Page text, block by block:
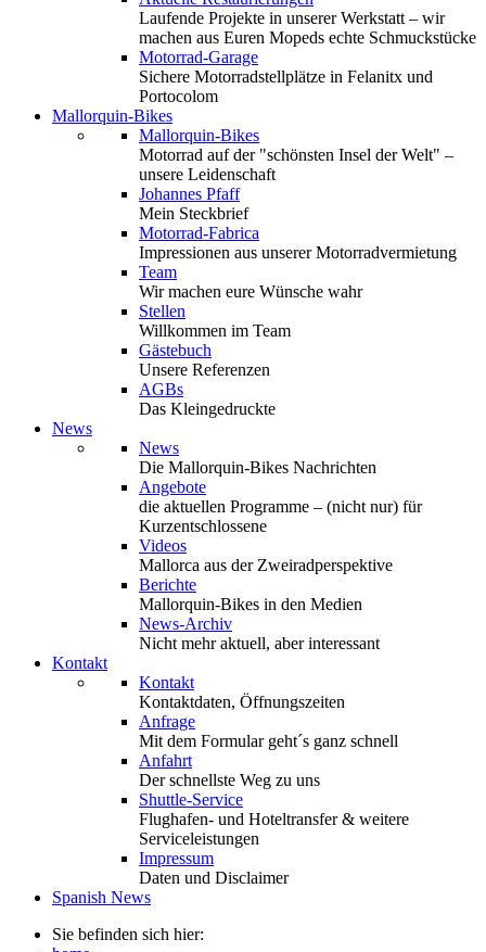
Laufende Projekte in unserer Werkstatt – wir
machen aus Euren Mopeds echte Schmuckstücke
Motorrad-Garage
Sichere Motorradstellplätze in Felanitx und
Portocolom
Mallorquin-Bikes
Mallorquin-Bikes
Motorrad auf der "schönsten Insel der Welt" –
unsere Leidenschaft
Johannes Pfaff
Mein Steckbrief
Motorrad-Fabrica
Impressionen aus unserer Motorradvermietung
Team
Wir machen eure Wünsche wahr
Stellen
Willkommen im Team
Gästebuch
Unsere Referenzen
AGBs
Das Kleingedruckte
News
News
Die Mallorquin-Bikes Nachrichten
Angebote
die aktuellen Programme – (nicht nur) für
Kurzentschlossene
Videos
Mallorca aus der Zweiradperspektive
Berichte
Mallorquin-Bikes in den Medien
News-Archiv
Nicht mehr aktuell, aber interessant
Kontakt
Kontakt
Kontaktdaten, Öffnungszeiten
Anfrage
Mit dem Formular geht´s ganz schnell
Anfahrt
Der schnellste Weg zu uns
Shuttle-Service
Flughafen- und Hoteltransfer & weitere
Serviceleistungen
Impressum
Daten und Disclaimer
Spanish News
Sie befinden sich hier: